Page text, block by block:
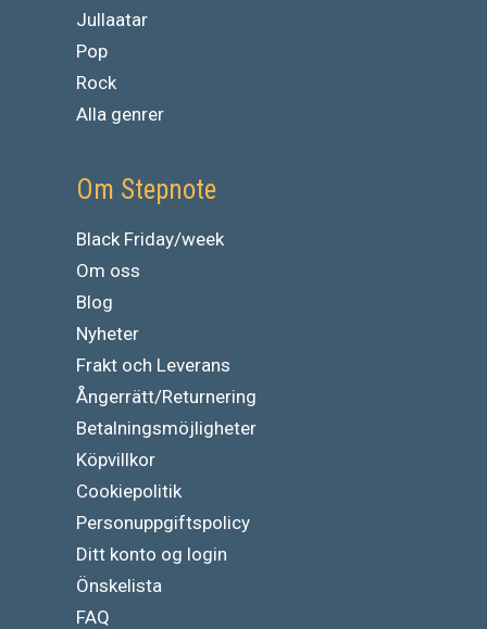
Jullaatar
Pop
Rock
Alla genrer
Om Stepnote
Black Friday/week
Om oss
Blog
Nyheter
Frakt och Leverans
Ångerrätt/Returnering
Betalningsmöjligheter
Köpvillkor
Cookiepolitik
Personuppgiftspolicy
Ditt konto og login
Önskelista
FAQ